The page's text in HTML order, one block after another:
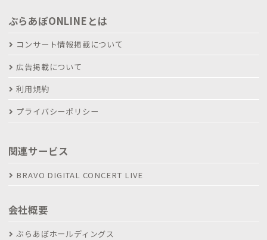
ぶらあぼONLINEとは
コンサート情報掲載について
広告掲載について
利用規約
プライバシーポリシー
関連サービス
BRAVO DIGITAL CONCERT LIVE
会社概要
ぶらあぼホールディングス